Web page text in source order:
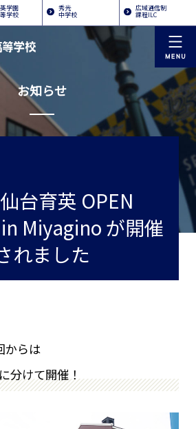
学園
学校
秀光
中学校
広域通信制
課程ILC
お知らせ
台育英 OPEN
Miyagino が開催
れました
からは
分けて開催！